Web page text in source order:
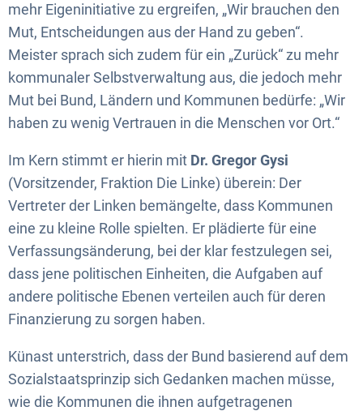
mehr Eigeninitiative zu ergreifen, „Wir brauchen den
Mut, Entscheidungen aus der Hand zu geben“.
Meister sprach sich zudem für ein „Zurück“ zu mehr
kommunaler Selbstverwaltung aus, die jedoch mehr
Mut bei Bund, Ländern und Kommunen bedürfe: „Wir
haben zu wenig Vertrauen in die Menschen vor Ort.“
Im Kern stimmt er hierin mit Dr. Gregor Gysi
(Vorsitzender, Fraktion Die Linke) überein: Der
Vertreter der Linken bemängelte, dass Kommunen
eine zu kleine Rolle spielten. Er plädierte für eine
Verfassungsänderung, bei der klar festzulegen sei,
dass jene politischen Einheiten, die Aufgaben auf
andere politische Ebenen verteilen auch für deren
Finanzierung zu sorgen haben.
Künast unterstrich, dass der Bund basierend auf dem
Sozialstaatsprinzip sich Gedanken machen müsse,
wie die Kommunen die ihnen aufgetragenen